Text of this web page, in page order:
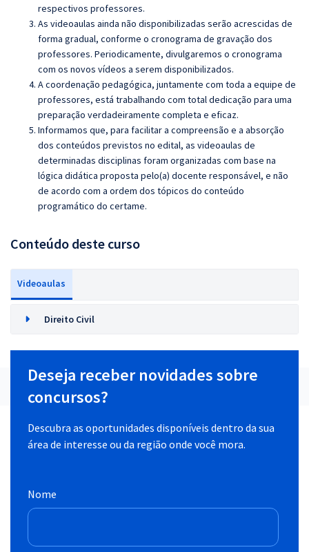
respectivos professores.
As videoaulas ainda não disponibilizadas serão acrescidas de
forma gradual, conforme o cronograma de gravação dos
professores. Periodicamente, divulgaremos o cronograma
com os novos vídeos a serem disponibilizados.
A coordenação pedagógica, juntamente com toda a equipe de
professores, está trabalhando com total dedicação para uma
preparação verdadeiramente completa e eficaz.
Informamos que, para facilitar a compreensão e a absorção
dos conteúdos previstos no edital, as videoaulas de
determinadas disciplinas foram organizadas com base na
lógica didática proposta pelo(a) docente responsável, e não
de acordo com a ordem dos tópicos do conteúdo
programático do certame.
Conteúdo deste curso
Videoaulas
Direito Civil
Deseja receber novidades sobre
concursos?
Descubra as oportunidades disponíveis dentro da sua
área de interesse ou da região onde você mora.
Nome